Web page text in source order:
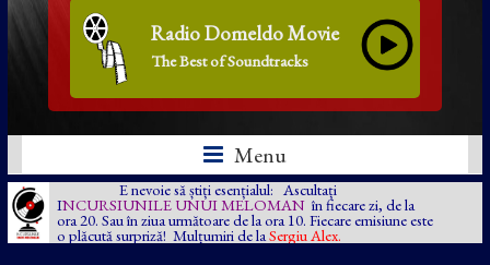
Radio Domeldo Movie
The Best of Soundtracks
Menu
E nevoie să știți esențialul: Ascultați
INCURSIUNILE UNUI MELOMAN în fiecare zi, de la
ora 20. Sau în ziua următoare de la ora 10. Fiecare emisiune este
o plăcută surpriză! Mulțumiri de la Sergiu Alex.